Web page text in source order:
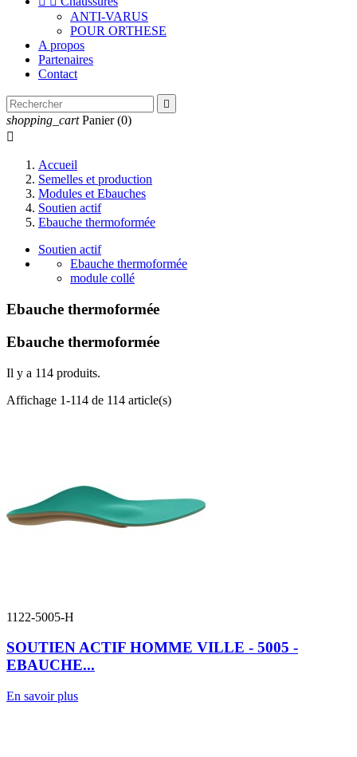
ANTI-VARUS
POUR ORTHESE
A propos
Partenaires
Contact

shopping_cart Panier (0)

Accueil
Semelles et production
Modules et Ebauches
Soutien actif
Ebauche thermoformée
Soutien actif
Ebauche thermoformée
module collé
Ebauche thermoformée
Ebauche thermoformée
Il y a 114 produits.
Affichage 1-114 de 114 article(s)
1122-5005-H
SOUTIEN ACTIF HOMME VILLE - 5005 -
EBAUCHE...
En savoir plus